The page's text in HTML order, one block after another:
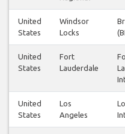
United
States
Windsor
Locks
United
States
Fort
Lauderdale
United
States
Los
Angeles